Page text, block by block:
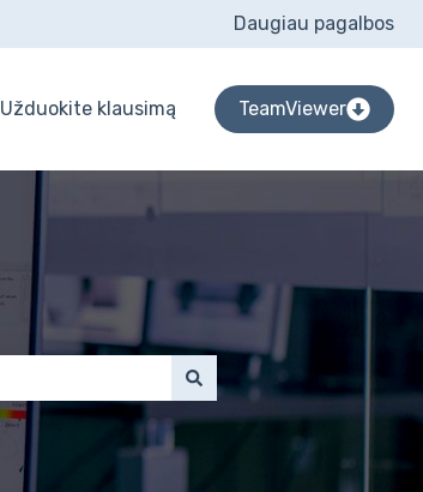
Daugiau pagalbos
Užduokite klausimą TeamViewer